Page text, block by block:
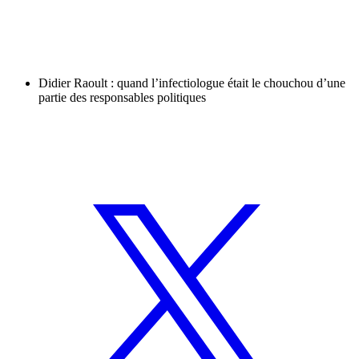
Didier Raoult : quand l’infectiologue était le chouchou d’une
partie des responsables politiques